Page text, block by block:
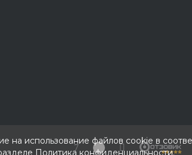
на использование файлов cookie в
Политика конфиденциальности.